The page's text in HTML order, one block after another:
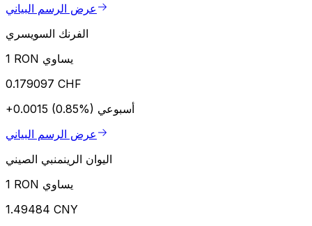
عرض الرسم البياني
الفرنك السويسري
1 RON يساوي
0.179097 CHF
+0.0015 (0.85%) أسبوعي
عرض الرسم البياني
اليوان الرينمنبي الصيني
1 RON يساوي
1.49484 CNY